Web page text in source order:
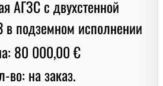
80 000,00 €
во: на заказ.